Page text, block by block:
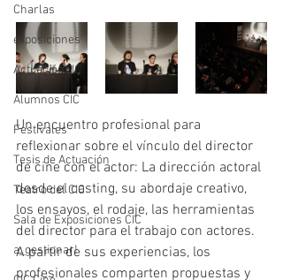
Charlas
exposiciones
ActuaciónCIC
Alumnos CIC
Festivales
Tesis de Actuación
Teatro del CIC
Sala de Exposiciones CIC
a_gestionar!
Un encuentro profesional para
reflexionar sobre el vínculo del director
de cine con el actor: La dirección actoral
desde el casting, su abordaje creativo,
los ensayos, el rodaje, las herramientas
del director para el trabajo con actores.
A partir de sus experiencias, los
profesionales comparten propuestas y